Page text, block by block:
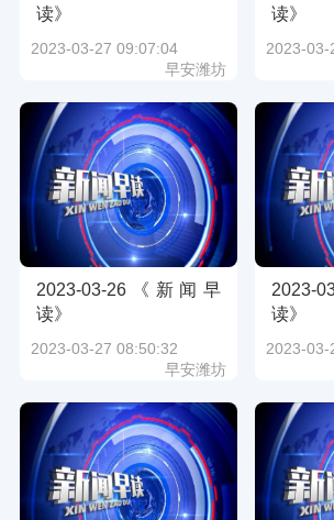
读》
2023-03-27 09:07:04
早安潍坊
读》
2023-03-
2023-03-26《新闻早
读》
2023-03-27 08:50:32
早安潍坊
2023-
读》
2023-03-